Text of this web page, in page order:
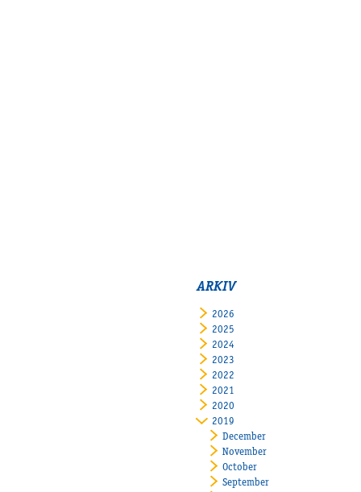
ARKIV
2026
2025
2024
2023
2022
2021
2020
2019
December
November
October
September